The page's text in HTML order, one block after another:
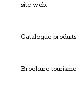
site web.
Catalogue
Brochure